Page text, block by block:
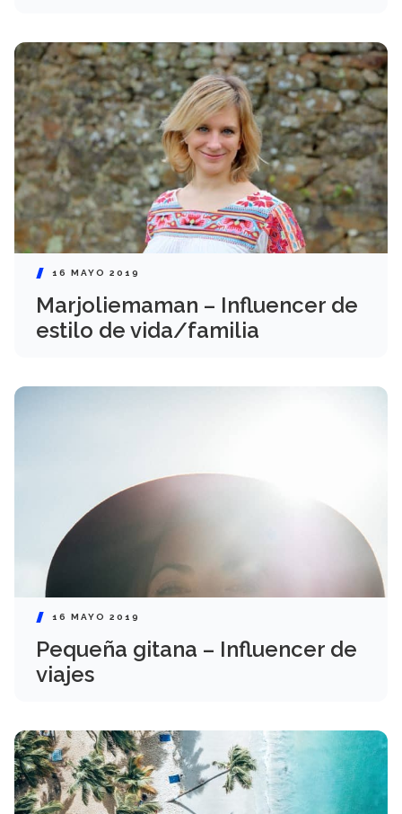
16 MAYO 2019
Marjoliemaman – Influencer de
estilo de vida/familia
16 MAYO 2019
Pequeña gitana – Influencer de
viajes